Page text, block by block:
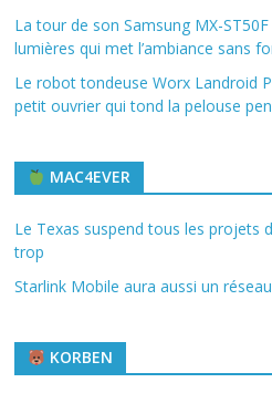
La tour de son Samsung MX-
lumières qui met l’ambiance sans
Le robot tondeuse Worx Landroid
petit ouvrier qui tond la pelouse
MAC4EVER
Le Texas suspend tous les projets
trop
Starlink Mobile aura aussi un
KORBEN